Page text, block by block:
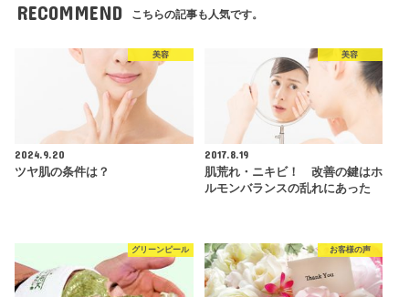
RECOMMEND こちらの記事も人気です。
美容
2024.9.20
ツヤ肌の条件は？
美容
2017.8.19
肌荒れ・ニキビ！ 改善の鍵はホ
ルモンバランスの乱れにあった
グリーンピール お客様の声